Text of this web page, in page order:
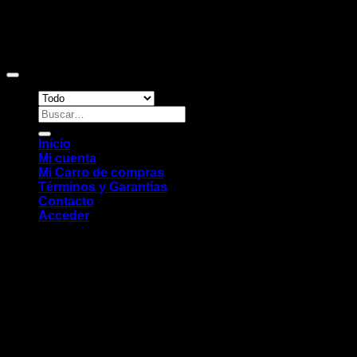
Buscar
por:
Inicio
Mi cuenta
Mi Carro de compras
Términos y Garantías
Contacto
Acceder